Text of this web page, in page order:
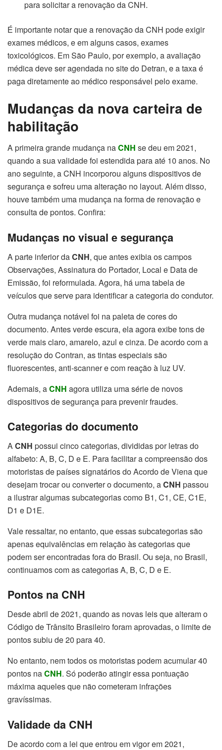
para solicitar a renovação da CNH.
É importante notar que a renovação da CNH pode exigir
exames médicos, e em alguns casos, exames
toxicológicos. Em São Paulo, por exemplo, a avaliação
médica deve ser agendada no site do Detran, e a taxa é
paga diretamente ao médico responsável pelo exame.
Mudanças da nova carteira de
habilitação
A primeira grande mudança naCNH se deu em 2021,
quando a sua validade foi estendida para até 10 anos. No
ano seguinte, a CNH incorporou alguns dispositivos de
segurança e sofreu uma alteração no layout. Além disso,
houve também uma mudança na forma de renovação e
consulta de pontos. Confira:
Mudanças no visual e segurança
A parte inferior daCNH, que antes exibia os campos
Observações, Assinatura do Portador, Local e Data de
Emissão, foi reformulada. Agora, há uma tabela de
veículos que serve para identificar a categoria do condutor.
Outra mudança notável foi na paleta de cores do
documento. Antes verde escura, ela agora exibe tons de
verde mais claro, amarelo, azul e cinza. De acordo com a
resolução do Contran, as tintas especiais são
fluorescentes, anti-scanner e com reação à luz UV.
Ademais, aCNH agora utiliza uma série de novos
dispositivos de segurança para prevenir fraudes.
Categorias do documento
ACNH possui cinco categorias, divididas por letras do
alfabeto: A, B, C, D e E. Para facilitar a compreensão dos
motoristas de países signatários do Acordo de Viena que
desejam trocar ou converter o documento, aCNH passou
a ilustrar algumas subcategorias como B1, C1, CE, C1E,
D1 e D1E.
Vale ressaltar, no entanto, que essas subcategorias são
apenas equivalências em relação às categorias que
podem ser encontradas fora do Brasil. Ou seja, no Brasil,
continuamos com as categorias A, B, C, D e E.
Pontos na CNH
Desde abril de 2021, quando as novas leis que alteram o
Código de Trânsito Brasileiro foram aprovadas, o limite de
pontos subiu de 20 para 40.
No entanto, nem todos os motoristas podem acumular 40
pontos naCNH. Só poderão atingir essa pontuação
máxima aqueles que não cometeram infrações
gravíssimas.
Validade da CNH
De acordo com a lei que entrou em vigor em 2021,